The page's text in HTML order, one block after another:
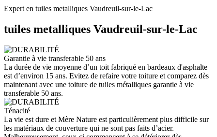
Expert en tuiles metalliques Vaudreuil-sur-le-Lac
tuiles metalliques Vaudreuil-sur-le-Lac
Garantie à vie transferable 50 ans
La durée de vie moyenne d’un toit fabriqué en bardeaux d'asphalte
est d’environ 15 ans. Evitez de refaire votre toiture et comparez dès
maintenant avec une toiture de tuiles métalliques garantie à vie
transferable 50 ans.
Ténacité
La vie est dure et Mère Nature est particulièrement plus difficile sur
les matériaux de couverture qui ne sont pas faits d’acier.